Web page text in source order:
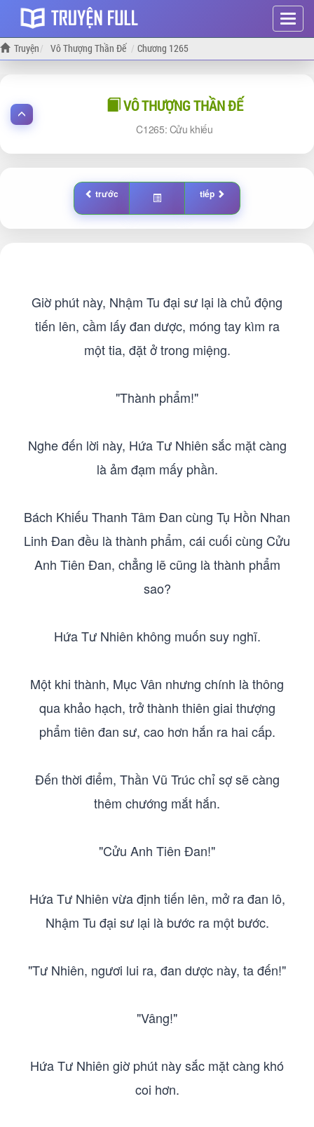
Hiện
menu
Truyện Vô Thượng Thần Đế Chương 1265
VÔ THƯỢNG THẦN ĐẾ
1265: Cửu khiếu
trước tiếp
Giờ phút này, Nhậm Tu đại sư lại là chủ động
tiến lên, cầm lấy đan dược, móng tay kìm ra
một tia, đặt ở trong miệng.
"Thành phẩm!"
Nghe đến lời này, Hứa Tư Nhiên sắc mặt càng
là ảm đạm mấy phần.
Bách Khiếu Thanh Tâm Đan cùng Tụ Hồn Nhan
Linh Đan đều là thành phẩm, cái cuối cùng Cửu
Anh Tiên Đan, chẳng lẽ cũng là thành phẩm
sao?
Hứa Tư Nhiên không muốn suy nghĩ.
Một khi thành, Mục Vân nhưng chính là thông
qua khảo hạch, trở thành thiên giai thượng
phẩm tiên đan sư, cao hơn hắn ra hai cấp.
Đến thời điểm, Thần Vũ Trúc chỉ sợ sẽ càng
thêm chướng mắt hắn.
"Cửu Anh Tiên Đan!"
Hứa Tư Nhiên vừa định tiến lên, mở ra đan lô,
Nhậm Tu đại sư lại là bước ra một bước.
"Tư Nhiên, ngươi lui ra, đan dược này, ta đến!"
"Vâng!"
Hứa Tư Nhiên giờ phút này sắc mặt càng khó
coi hơn.